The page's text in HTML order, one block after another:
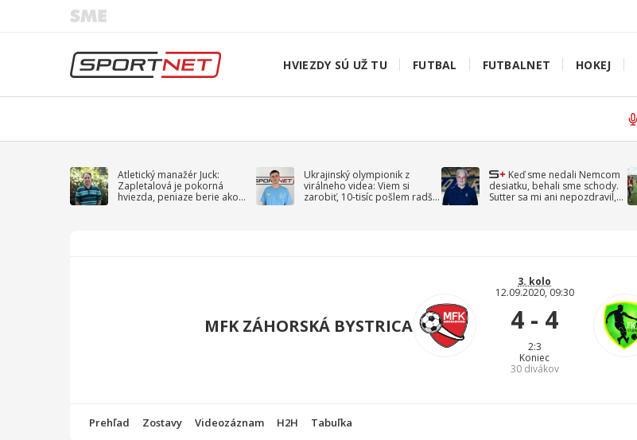
HVIEZDY SÚ UŽ TU FUTBAL FUTBALNET HOKEJ
Atletický manažér Juck:
Zapletalová je pokorná
hviezda, peniaze berie ako
Ukrajinský olympionik z
virálneho videa: Viem si
zarobiť, 10-tisíc pošlem radšej
Keď sme nedali Nemcom
desiatku, behali sme schody.
Sutter sa mi ani nepozdravil,
MFK ZÁHORSKÁ BYSTRICA
3. kolo
12.09.2020, 09:30
4 - 4
2:3
Koniec
30divákov
Prehľad Zostavy Videozáznam H2H Tabuľka